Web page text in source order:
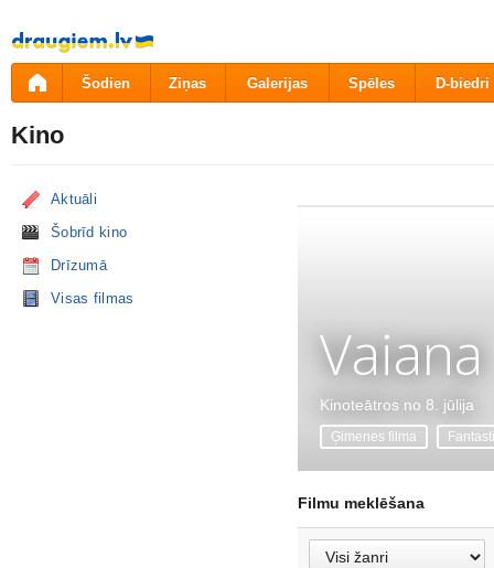
Pāriet
uz
saturu
Šodien Ziņas Galerijas Spēles D-biedri
Kino
Aktuāli
Šobrīd kino
Drīzumā
Visas filmas
Vaiana
Kinoteātros no 8. jūlija
Ģimenes filma
Filmu meklēšana